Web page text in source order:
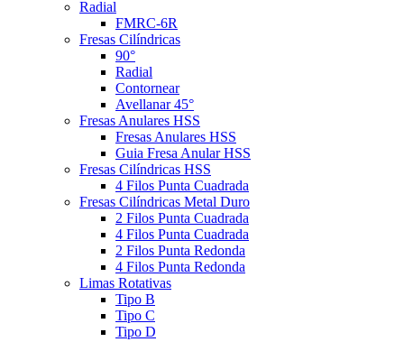
Radial
FMRC-6R
Fresas Cilíndricas
90°
Radial
Contornear
Avellanar 45°
Fresas Anulares HSS
Fresas Anulares HSS
Guia Fresa Anular HSS
Fresas Cilíndricas HSS
4 Filos Punta Cuadrada
Fresas Cilíndricas Metal Duro
2 Filos Punta Cuadrada
4 Filos Punta Cuadrada
2 Filos Punta Redonda
4 Filos Punta Redonda
Limas Rotativas
Tipo B
Tipo C
Tipo D